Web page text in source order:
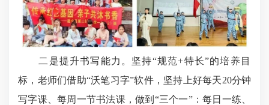
二是提升书写能力。坚持“规范+特长”的培养目
标，老师们借助“沃笔习字”软件，坚持上好每天20分钟
写字课、每周一节书法课，做到“三个一”：每日一练、